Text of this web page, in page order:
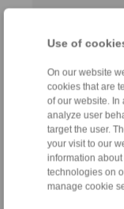
Use of
On our website
cookies that are
of our website. In
analyze user
target the user.
your visit to our
information
technologies on
manage cookie